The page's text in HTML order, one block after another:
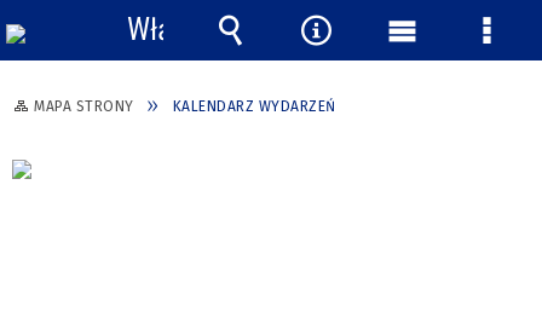
MAPA STRONY KALENDARZ WYDARZEŃ
Włącz
powiadomienia
Wyszukiwarka
Narzędzia
Menu Menu